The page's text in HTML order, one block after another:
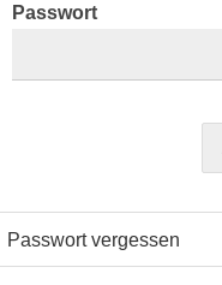
Passwort
Passwort vergessen